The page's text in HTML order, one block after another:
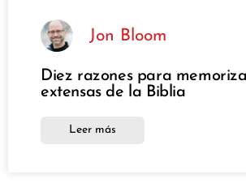
Jon Bloom
Diez razones para
extensas de la Biblia
Leer más